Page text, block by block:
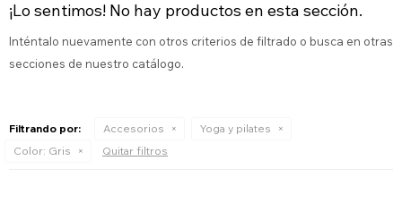
¡Lo sentimos! No hay productos en esta sección.
Inténtalo nuevamente con otros criterios de filtrado o busca en otras
secciones de nuestro catálogo.
Filtrando por: Accesorios
Yoga y pilates
Color: Gris Quitar filtros